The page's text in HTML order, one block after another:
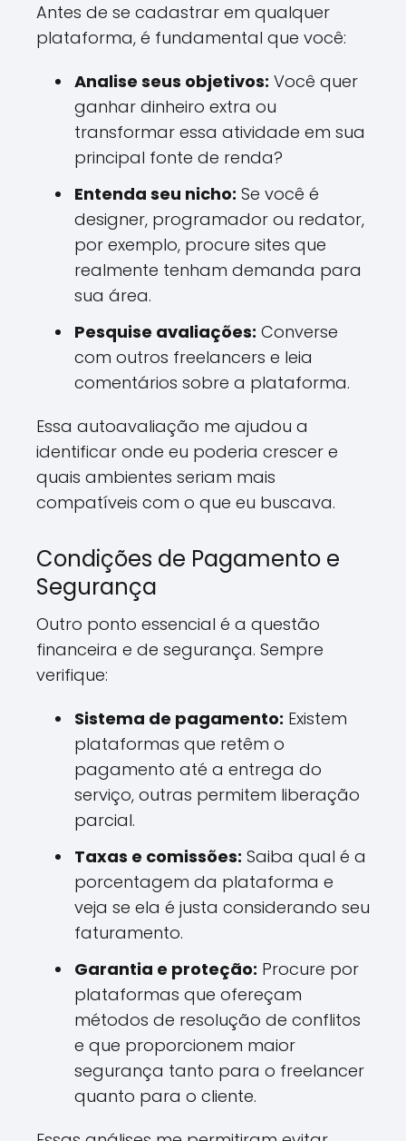
Antes de se cadastrar em qualquer
plataforma, é fundamental que você:
Analise seus objetivos: Você quer
ganhar dinheiro extra ou
transformar essa atividade em sua
principal fonte de renda?
Entenda seu nicho: Se você é
designer, programador ou redator,
por exemplo, procure sites que
realmente tenham demanda para
sua área.
Pesquise avaliações: Converse
com outros freelancers e leia
comentários sobre a plataforma.
Essa autoavaliação me ajudou a
identificar onde eu poderia crescer e
quais ambientes seriam mais
compatíveis com o que eu buscava.
Condições de Pagamento e
Segurança
Outro ponto essencial é a questão
financeira e de segurança. Sempre
verifique:
Sistema de pagamento: Existem
plataformas que retêm o
pagamento até a entrega do
serviço, outras permitem liberação
parcial.
Taxas e comissões: Saiba qual é a
porcentagem da plataforma e
veja se ela é justa considerando seu
faturamento.
Garantia e proteção: Procure por
plataformas que ofereçam
métodos de resolução de conflitos
e que proporcionem maior
segurança tanto para o freelancer
quanto para o cliente.